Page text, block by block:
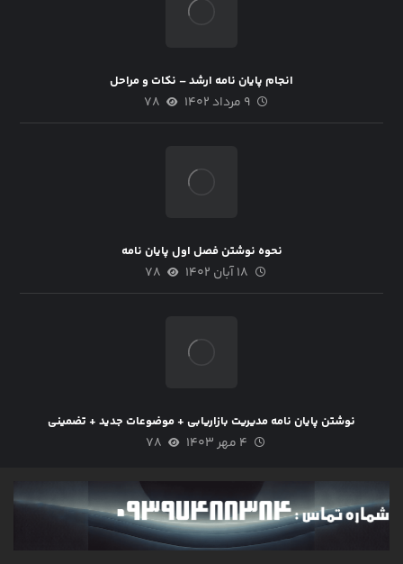
انجام پایان نامه ارشد – نکات و مراحل
۹ مرداد ۱۴۰۲ ۷۸
نحوه نوشتن فصل اول پایان نامه
۱۸ آبان ۱۴۰۲ ۷۸
نوشتن پایان نامه مدیریت بازاریابی + موضوعات جدید + تضمینی
۴ مهر ۱۴۰۳ ۷۸
گالری اخبار
انجام پایان نامه به روش آمار